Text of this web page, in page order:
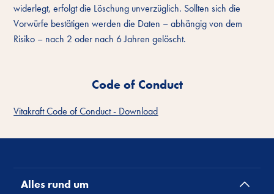
widerlegt, erfolgt die Löschung unverzüglich. Sollten sich die
Vorwürfe bestätigen werden die Daten – abhängig von dem
Risiko – nach 2 oder nach 6 Jahren gelöscht.
Code of Conduct
Vitakraft Code of Conduct - Download
Alles rund um